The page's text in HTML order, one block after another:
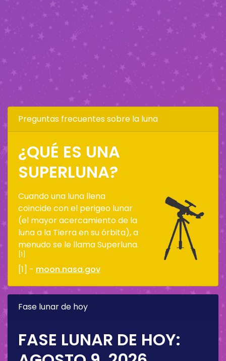
Preguntas frecuentes sobre la luna
¿QUÉ ES UNA
SUPERLUNA?
Cuando una luna llena
coincide con el perigeo lunar
(el mayor acercamiento de la
luna a la Tierra en su órbita), a
menudo se le llama Superluna.
[1]
[1] - moon.nasa.gov
Fase lunar de hoy
FASE LUNAR DE HOY: